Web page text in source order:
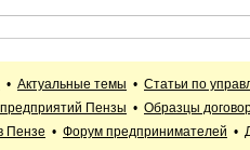
• Актуальные темы • Статьи по
предприятий Пензы • Образцы
Пензе • Форум предпринимателей •